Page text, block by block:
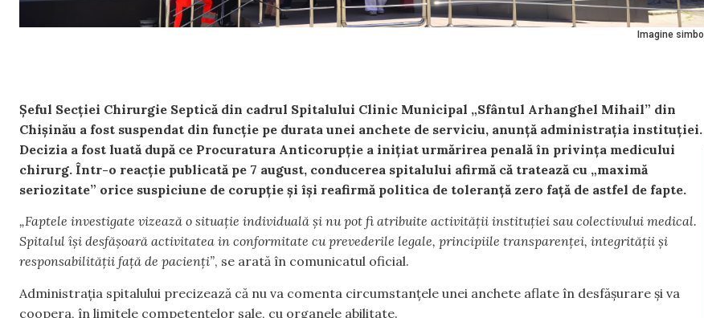
Imagine simbol
Șeful Secției Chirurgie Septică din cadrul Spitalului Clinic Municipal „Sfântul Arhanghel Mihail” din
Chișinău a fost suspendat din funcție pe durata unei anchete de serviciu, anunță administrația instituției.
Decizia a fost luată după ce Procuratura Anticorupție a inițiat urmărirea penală în privința medicului
chirurg. Într-o reacție publicată pe 7 august, conducerea spitalului afirmă că tratează cu „maximă
seriozitate” orice suspiciune de corupție și își reafirmă politica de toleranță zero față de astfel de fapte.
„Faptele investigate vizează o situație individuală și nu pot fi atribuite activității instituției sau colectivului medical.
Spitalul își desfășoară activitatea in conformitate cu prevederile legale, principiile transparenței, integrității și
responsabilității față de pacienți”, se arată în comunicatul oficial.
Administrația spitalului precizează că nu va comenta circumstanțele unei anchete aflate în desfășurare și va
coopera, în limitele competențelor sale, cu organele abilitate.